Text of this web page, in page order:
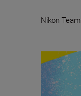
Nikon Team